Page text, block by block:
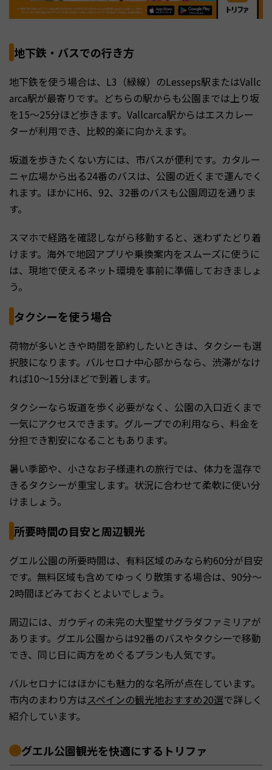
地下鉄・バスでの行き方
地下鉄を使う場合は、L3（緑線）のLesseps駅またはVallc
arca駅が最寄りです。どちらの駅からも公園までは上り坂
を15〜25分ほど歩きます。Vallcarca駅からはエスカレー
ターが利用でき、比較的楽に向かえます。
坂道を歩きたくない方には、市バスが便利です。カタルー
ニャ広場から出る24番のバスは、公園の近くまで運んでく
れます。ほかにH6、92、32番のバスも公園周辺を通りま
す。
スマホで経路を確認しながら移動すると、迷わずたどり着
けます。海外で地図アプリや乗換案内をスムーズに使うに
は、現地で使えるネット環境を事前に準備しておきましょ
う。
タクシーを使う場合
荷物が多いときや時間を節約したいときは、タクシーも選
択肢になります。バルセロナ中心部からなら、渋滞がなけ
れば10〜15分ほどで到着します。
タクシーなら坂道を歩く必要がなく、公園の入口近くまで
一気にアクセスできます。グループでの利用なら、料金を
分担でき割安になることもあります。
暑い季節や、小さなお子様連れの旅行では、体力を温存で
きるタクシーが重宝します。状況に合わせて柔軟に使い分
けましょう。
所要時間の目安と周辺観光
グエル公園の所要時間は、有料区域のみなら約60分が目安
です。無料区域も含めてゆっくり散策する場合は、90分〜
2時間ほどみておくとよいでしょう。
周辺には、ガウディの未完の大聖堂サグラダファミリアが
あります。グエル公園からは92番のバスやタクシーで移動
でき、同じ日に両方をめぐるプランも人気です。
バルセロナにはほかにも魅力的な名所が点在しています。
市内のまわり方はスペインの観光地おすすめ20選で詳しく
紹介しています。
グエル公園観光を快適にするトリファ